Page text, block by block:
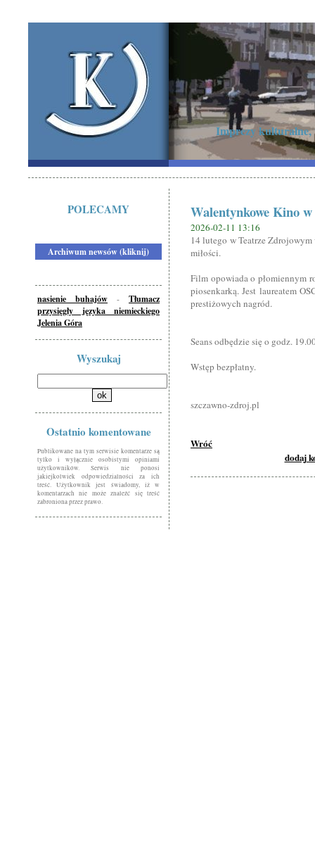
Imprezy kulturalne,
POLECAMY
Archiwum newsów (kliknij)
nasienie buhajów - Tłumacz
przysięgły języka niemieckiego
Jelenia Góra
Wyszukaj
Ostatnio komentowane
Publikowane na tym serwisie komentarze są
tylko i wyłącznie osobistymi opiniami
użytkowników. Serwis nie ponosi
jakiejkolwiek odpowiedzialności za ich
treść. Użytkownik jest świadomy, iż w
komentarzach nie może znaleźć się treść
zabroniona przez prawo.
Walentynkowe Kino w
2026-02-11 13:16
14 lutego w Teatrze
miłości.
Film opowiada o płomiennym
piosenkarką. Jest laureatem
prestiżowych nagród.
Seans odbędzie się o godz.
Wstęp bezpłatny.
szczawno-zdroj.pl
Wróć
dodaj